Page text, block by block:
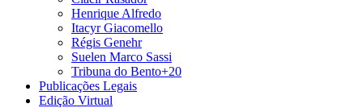
Henrique Alfredo
Itacyr Giacomello
Régis Genehr
Suelen Marco Sassi
Tribuna do Bento+20
Publicações Legais
Edição Virtual